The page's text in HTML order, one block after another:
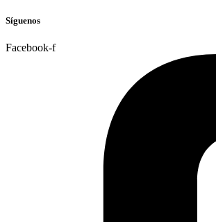
Síguenos
Facebook-f